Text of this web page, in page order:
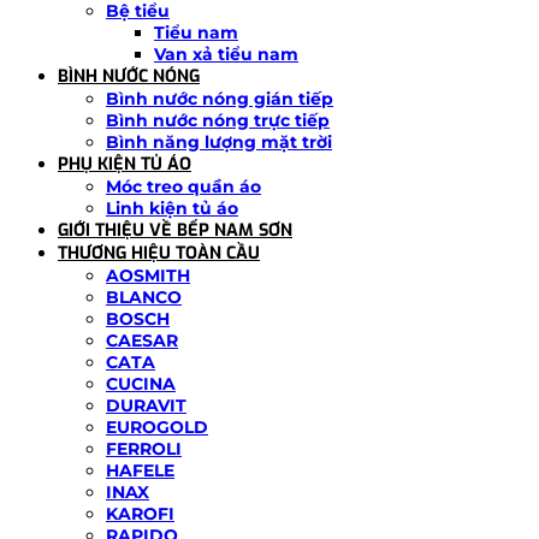
Bệ tiểu
Tiểu nam
Van xả tiểu nam
BÌNH NƯỚC NÓNG
Bình nước nóng gián tiếp
Bình nước nóng trực tiếp
Bình năng lượng mặt trời
PHỤ KIỆN TỦ ÁO
Móc treo quần áo
Linh kiện tủ áo
GIỚI THIỆU VỀ BẾP NAM SƠN
THƯƠNG HIỆU TOÀN CẦU
AOSMITH
BLANCO
BOSCH
CAESAR
CATA
CUCINA
DURAVIT
EUROGOLD
FERROLI
HAFELE
INAX
KAROFI